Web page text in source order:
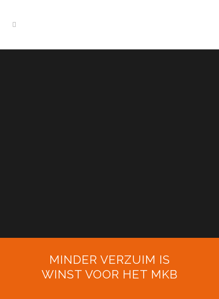
MINDER VERZUIM IS
WINST VOOR HET MKB